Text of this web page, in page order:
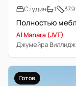
Студия
1
Al Manara (JVT)
Джумейра Виллидж
Готов